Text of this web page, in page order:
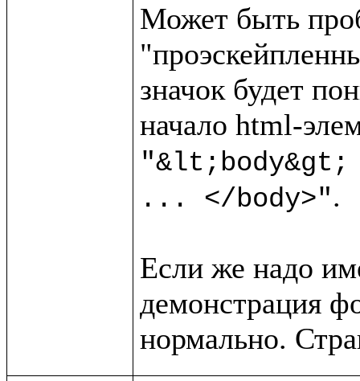
Может быть
значок будет
... </body>".
Если же надо
демонстрация